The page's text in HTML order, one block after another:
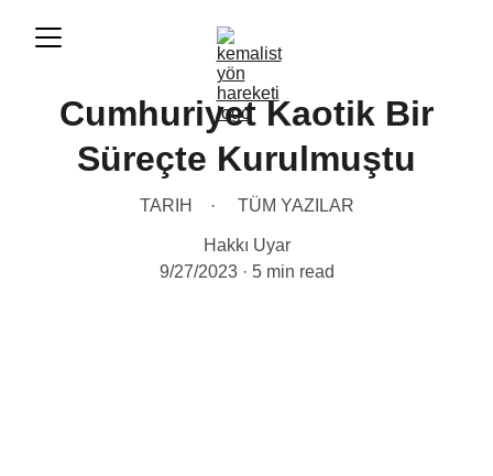
Cumhuriyet Kaotik Bir
Süreçte Kurulmuştu
TARIH TÜM YAZILAR
Hakkı Uyar
9/27/2023
5 min read